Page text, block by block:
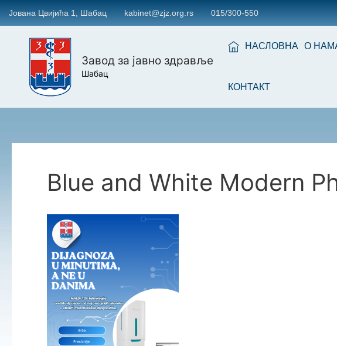
Јована Цвијића 1, Шабац kabinet@zjz.org.rs 015/300-550
Завод за јавно здравље
Шабац
НАСЛОВНА О
КОНТАКТ
Blue and White Modern